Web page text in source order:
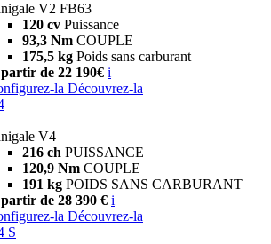
V2 FB63
120 cv Puissance
93,3 Nm COUPLE
175,5 kg Poids sans carburant
de 22 190€ i
la Découvrez-la
V4
216 ch PUISSANCE
120,9 Nm COUPLE
191 kg POIDS SANS CARBURANT
de 28 390 € i
la Découvrez-la
S